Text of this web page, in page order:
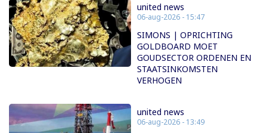
united news
06-aug-2026 - 15:47
SIMONS | OPRICHTING
GOLDBOARD MOET
GOUDSECTOR ORDENEN EN
STAATSINKOMSTEN
VERHOGEN
united news
06-aug-2026 - 13:49